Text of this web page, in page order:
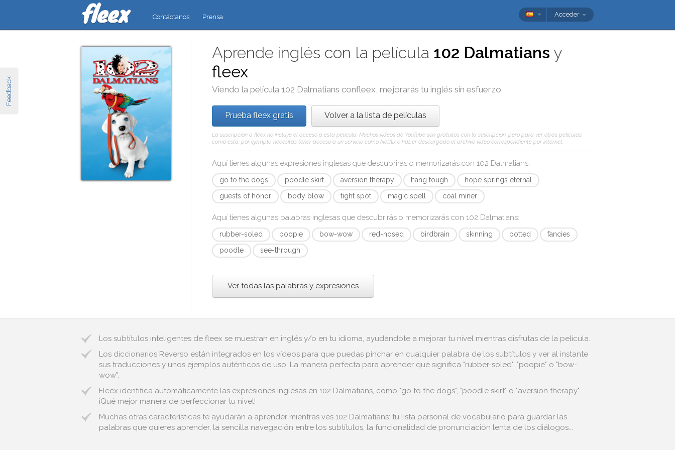
Feedback
Contáctanos Prensa Acceder
Aprende inglés con la película 102 Dalmatians y
fleex
Viendo la película102 Dalmatians confleex, mejorarás tu inglés sin esfuerzo
Prueba fleex gratis Volver a la lista de películas
La suscripción a fleex no incluye el acceso a esta película. Muchos vídeos de YouTube son gratuitos con la suscripción, pero para ver otras películas,
como ésta, por ejemplo, necesitas tener acceso a un servicio como Netflix o haber descargado el archivo vídeo correspondiente por internet.
Aquí tienes algunas expresiones inglesas que descubrirás o memorizarás con102 Dalmatians:
go to the dogs poodle skirt aversion therapy hang tough
hope springs eternal
guests of honor
body blow tight spot magic spell coal miner
Aquí tienes algunas palabras inglesas que descubrirás o memorizarás con102 Dalmatians:
rubber-soled poopie bow-wow red-nosed birdbrain skinning potted
fancies
poodle
see-through
Ver todas las palabras y expresiones
Los subtítulos inteligentes de fleex se muestran en inglés y/o en tu idioma, ayudándote a mejorar tu nivel mientras disfrutas de la película.
Los diccionarios Reverso están integrados en los vídeos para que puedas pinchar en cualquier palabra de los subtítulos y ver al instante
sus traducciones y unos ejemplos auténticos de uso. La manera perfecta para aprender qué significa "rubber-soled", "poopie" o "bow-
wow".
Fleex identifica automáticamente las expresiones inglesas en 102 Dalmatians, como "go to the dogs", "poodle skirt" o "aversion therapy".
¡Qué mejor manera de perfeccionar tu nivel!
Muchas otras características te ayudarán a aprender mientras ves 102 Dalmatians: tu lista personal de vocabulario para guardar las
palabras que quieres aprender, la sencilla navegación entre los subtítulos, la funcionalidad de pronunciación lenta de los diálogos...